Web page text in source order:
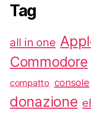
Tag
all in one
Commodore
compatto console
donazione